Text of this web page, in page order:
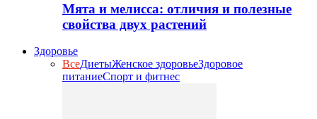
Мята и мелисса: отличия и полезные
свойства двух растений
Здоровье
ВсеДиетыЖенское здоровьеЗдоровое
питаниеСпорт и фитнес